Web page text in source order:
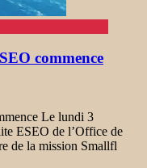
commence
Le lundi 3
ESEO de l’Office de
de la mission Smallfl